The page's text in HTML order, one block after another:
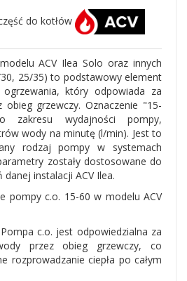
do kotłów
ACV Ilea Solo oraz innych
25/35) to podstawowy element
który odpowiada za
obieg grzewczy. Oznaczenie "15-
wydajności pompy,
wody na minutę (l/min). Jest to
rodzaj pompy w systemach
zostały dostosowane do
instalacji ACV Ilea.
pompy c.o. 15-60 w modelu ACV
c.o. jest odpowiedzialna za
przez obieg grzewczy, co
rozprowadzanie ciepła po całym